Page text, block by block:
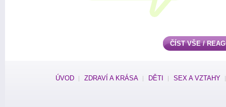
ČÍST VŠE /
ÚVOD ZDRAVÍ A KRÁSA DĚTI SEX A VZTAHY